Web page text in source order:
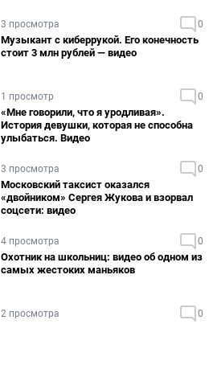
3 просмотра 0
Музыкант с киберрукой. Его конечность
стоит 3 млн рублей — видео
1 просмотр 0
«Мне говорили, что я уродливая».
История девушки, которая не способна
улыбаться. Видео
3 просмотра 0
Московский таксист оказался
«двойником» Сергея Жукова и взорвал
соцсети: видео
4 просмотра 0
Охотник на школьниц: видео об одном из
самых жестоких маньяков
2 просмотра 0